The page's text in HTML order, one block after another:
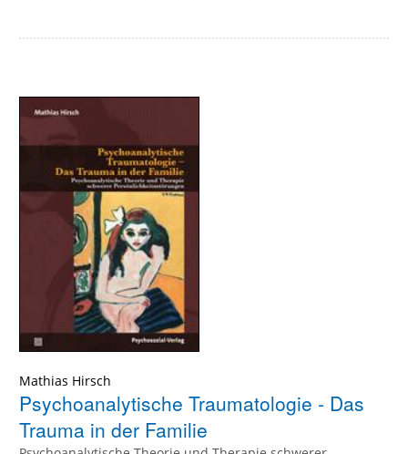
Mathias Hirsch
Psychoanalytische Traumatologie - Das
Trauma in der Familie